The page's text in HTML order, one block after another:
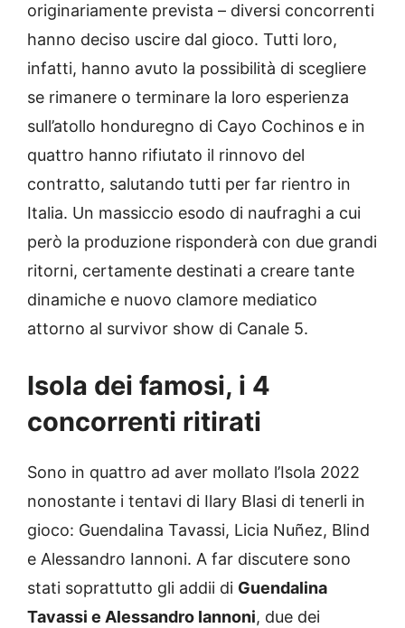
originariamente prevista – diversi concorrenti
hanno deciso uscire dal gioco. Tutti loro,
infatti, hanno avuto la possibilità di scegliere
se rimanere o terminare la loro esperienza
sull’atollo honduregno di Cayo Cochinos e in
quattro hanno rifiutato il rinnovo del
contratto, salutando tutti per far rientro in
Italia. Un massiccio esodo di naufraghi a cui
però la produzione risponderà con due grandi
ritorni, certamente destinati a creare tante
dinamiche e nuovo clamore mediatico
attorno al survivor show di Canale 5.
Isola dei famosi, i 4
concorrenti ritirati
Sono in quattro ad aver mollato l’Isola 2022
nonostante i tentavi di Ilary Blasi di tenerli in
gioco: Guendalina Tavassi, Licia Nuñez, Blind
e Alessandro Iannoni. A far discutere sono
stati soprattutto gli addii di Guendalina
Tavassi e Alessandro Iannoni, due dei